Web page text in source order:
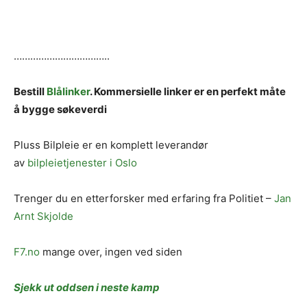
……………………………..
Bestill Blålinker. Kommersielle linker er en perfekt måte
å bygge søkeverdi
Pluss Bilpleie er en komplett leverandør
av bilpleietjenester i Oslo
Trenger du en etterforsker med erfaring fra Politiet – Jan
Arnt Skjolde
F7.no mange over, ingen ved siden
Sjekk ut oddsen i neste kamp